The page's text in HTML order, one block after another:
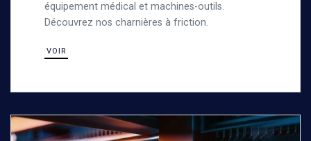
équipement médical et machines-outils.
Découvrez nos charnières à friction.
VOIR